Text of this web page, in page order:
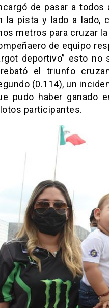
de pasar a
la pista y lado a lado,
metros para cruzar
de equipo
deportivo” esto no
el triunfo
(0.114), un
pudo haber ganado
participantes.